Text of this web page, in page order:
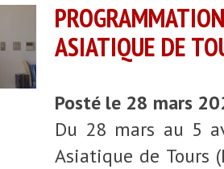
ASIATIQUE DE
Posté le 28 mars
Du 28 mars au 5
Asiatique de Tours